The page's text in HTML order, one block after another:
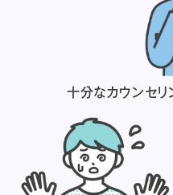
十分なカウンセリ